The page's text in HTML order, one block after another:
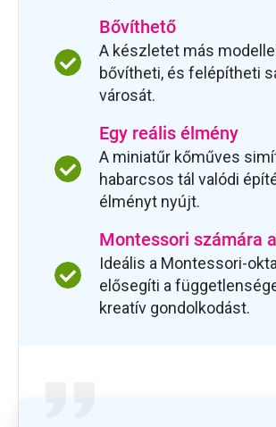
Bővíthető
A készletet más
bővítheti, és felépítheti
városát.
Egy reális élmény
A miniatűr kőműves
habarcsos tál valódi
élményt nyújt.
Montessori számára
Ideális a Montessori-
elősegíti a
kreatív gondolkodást.